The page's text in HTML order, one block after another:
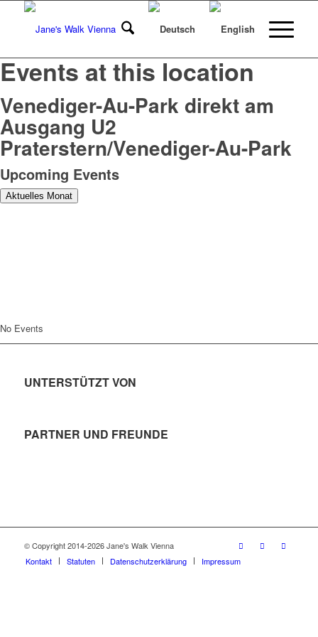
Events at this location
Venediger-Au-Park direkt am
Ausgang U2
Praterstern/Venediger-Au-Park
Upcoming Events
Aktuelles Monat
No Events
UNTERSTÜTZT VON
PARTNER UND FREUNDE
© Copyright 2014-2026 Jane's Walk Vienna
Kontakt
Statuten Datenschutzerklärung Impressum